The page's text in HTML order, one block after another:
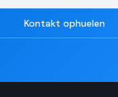
Kontakt ophuelen